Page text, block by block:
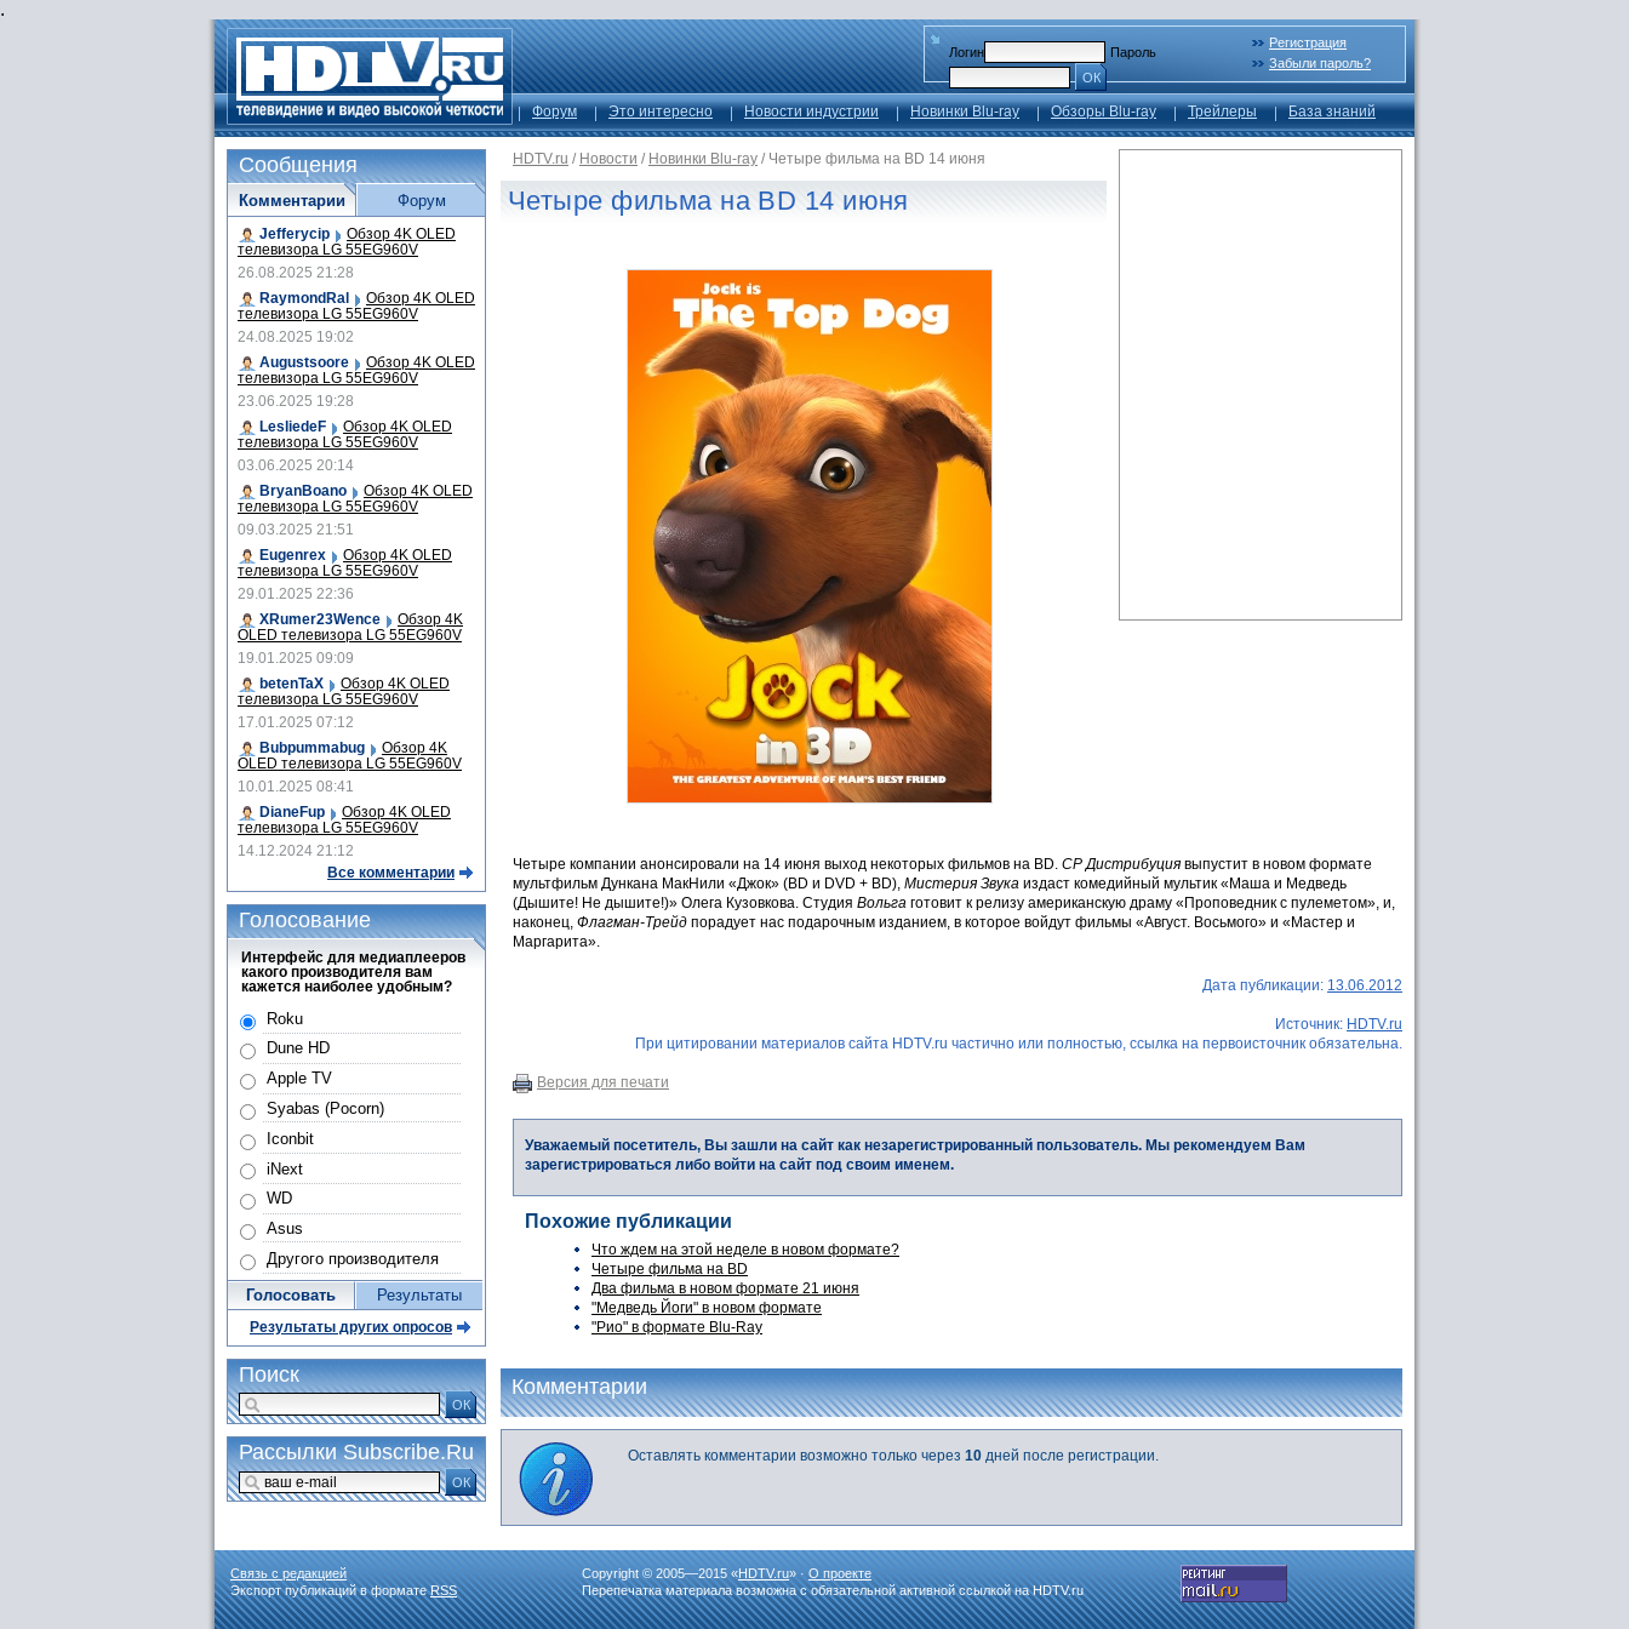
.
Логин
Пароль
ОК
Регистрация
Забыли пароль?
Форум Это интересно Новости индустрии Новинки Blu-ray Обзоры Blu-ray Трейлеры База знаний
HDTV.ru / Новости / Новинки Blu-ray / Четыре фильма на BD 14 июня
Четыре фильма на BD 14 июня
Четыре компании анонсировали на 14 июня выход некоторых фильмов на BD. CP Дистрибуция выпустит в новом формате
мультфильм Дункана МакНили «Джок» (BD и DVD + BD), Мистерия Звука издаст комедийный мультик «Маша и Медведь
(Дышите! Не дышите!)» Олега Кузовкова. Студия Вольга готовит к релизу американскую драму «Проповедник с пулеметом», и,
наконец, Флагман-Трейд порадует нас подарочным изданием, в которое войдут фильмы «Август. Восьмого» и «Мастер и
Маргарита».
Дата публикации: 13.06.2012
Источник: HDTV.ru
При цитировании материалов сайта HDTV.ru частично или полностью, ссылка на первоисточник обязательна.
Версия для печати
Уважаемый посетитель, Вы зашли на сайт как незарегистрированный пользователь. Мы рекомендуем Вам
зарегистрироваться либо войти на сайт под своим именем.
Похожие публикации
Что ждем на этой неделе в новом формате?
Четыре фильма на BD
Два фильма в новом формате 21 июня
"Медведь Йоги" в новом формате
"Рио" в формате Blu-Ray
Комментарии
Оставлять комментарии возможно только через 10 дней после регистрации.
Сообщения
Комментарии
Jefferycip Обзор 4K OLED
телевизора LG 55EG960V
26.08.2025 21:28
RaymondRal
Обзор 4K OLED
телевизора LG 55EG960V
24.08.2025 19:02
Augustsoore
Обзор 4K OLED
телевизора LG 55EG960V
23.06.2025 19:28
LesliedeF
Обзор 4K OLED
телевизора LG 55EG960V
03.06.2025 20:14
BryanBoano
Обзор 4K OLED
телевизора LG 55EG960V
09.03.2025 21:51
Eugenrex
Обзор 4K OLED
телевизора LG 55EG960V
29.01.2025 22:36
XRumer23Wence
Обзор 4K
OLED телевизора LG 55EG960V
19.01.2025 09:09
betenTaX
Обзор 4K OLED
телевизора LG 55EG960V
17.01.2025 07:12
Bubpummabug
Обзор 4K
OLED телевизора LG 55EG960V
10.01.2025 08:41
DianeFup
Обзор 4K OLED
телевизора LG 55EG960V
14.12.2024 21:12
Все комментарии
Форум
Голосование
Интерфейс для медиаплееров
какого производителя вам
кажется наиболее удобным?
Roku
Dune HD
Apple TV
Syabas (Pocorn)
Iconbit
iNext
WD
Asus
Другого производителя
Голосовать Результаты
Результаты других опросов
Поиск
ОК
Рассылки Subscribe.Ru
ОК
Связь с редакцией
Экспорт публикаций в форматеRSS
Copyright © 2005—2015 «HDTV.ru» · О проекте
Перепечатка материала возможна с обязательной активной ссылкой на HDTV.ru